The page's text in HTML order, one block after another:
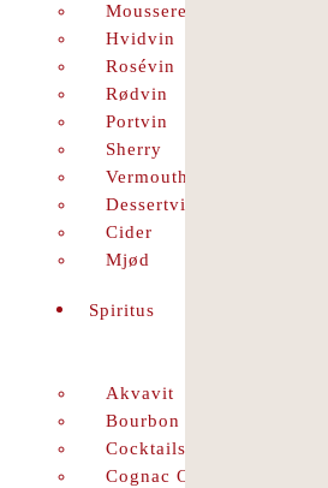
Mousserende
Hvidvin
Rosévin
Rødvin
Portvin
Sherry
Vermouth
Dessertvin
Cider
Mjød
Spiritus
Akvavit
Bourbon
Cocktails
Cognac Og Brandy